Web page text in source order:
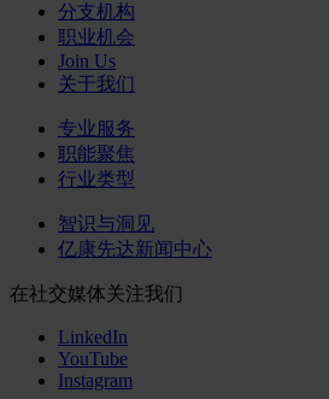
分支机构
职业机会
Join Us
关于我们
专业服务
职能聚焦
行业类型
智识与洞见
亿康先达新闻中心
在社交媒体关注我们
LinkedIn
YouTube
Instagram